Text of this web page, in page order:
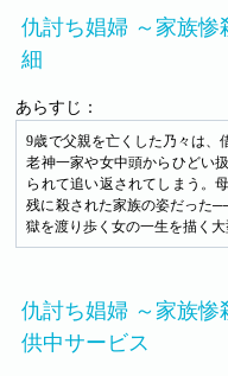
仇討ち娼婦 ～家族
細
あらすじ：
9歳で父親を亡くした乃々は、
老神一家や女中頭からひどい
られて追い返されてしまう。
残に殺された家族の姿だった
獄を渡り歩く女の一生を描く
仇討ち娼婦 ～家族惨
供中サービス